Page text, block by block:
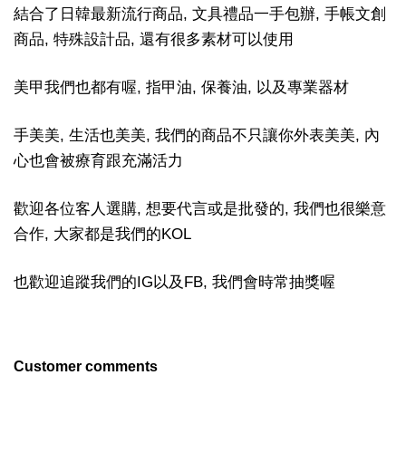
結合了日韓最新流行商品, 文具禮品一手包辦, 手帳文創
商品, 特殊設計品, 還有很多素材可以使用
美甲我們也都有喔, 指甲油, 保養油, 以及專業器材
手美美, 生活也美美, 我們的商品不只讓你外表美美, 內
心也會被療育跟充滿活力
歡迎各位客人選購, 想要代言或是批發的, 我們也很樂意
合作, 大家都是我們的KOL
也歡迎追蹤我們的IG以及FB, 我們會時常抽獎喔
Customer comments